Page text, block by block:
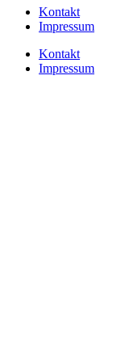
Kontakt
Impressum
Kontakt
Impressum